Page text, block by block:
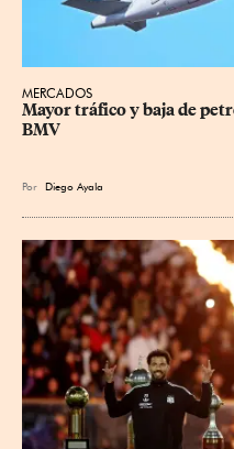
MERCADOS
Mayor tráfico y baja de
BMV
Por Diego Ayala